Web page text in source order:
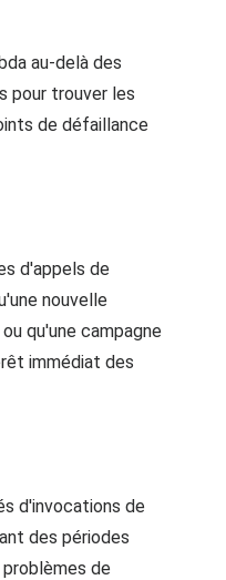
au-delà des
pour trouver les
de défaillance
d'appels de
nouvelle
qu'une campagne
immédiat des
d'invocations de
des périodes
de